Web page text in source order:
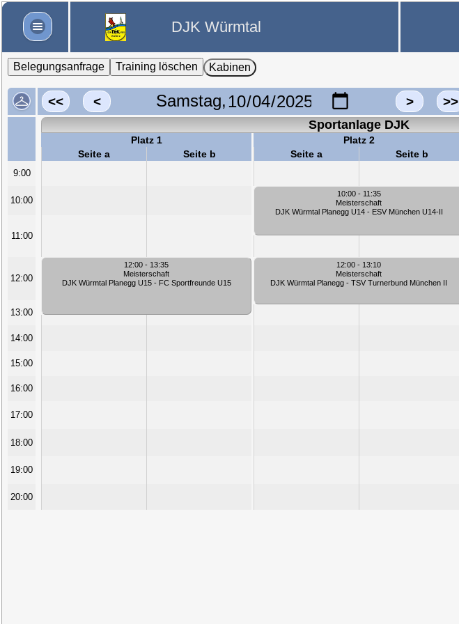
DJK Würmtal
Belegungsanfrage Training löschen Kabinen
<< < Samstag, > >>
Sportanlage DJK
Platz 1 Platz 2
Seite a
Seite b Seite a Seite b
9:00
10:00
10:00 - 11:35
Meisterschaft
DJK Würmtal Planegg U14 - ESV München U14-II
11:00
12:00
12:00 - 13:35
Meisterschaft
DJK Würmtal Planegg U15 - FC Sportfreunde U15
12:00 - 13:10
Meisterschaft
DJK Würmtal Planegg - TSV Turnerbund München II
13:00
14:00
15:00
16:00
17:00
18:00
19:00
20:00